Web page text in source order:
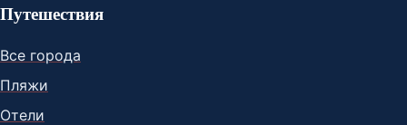
Путешествия
Все города
Пляжи
Отели